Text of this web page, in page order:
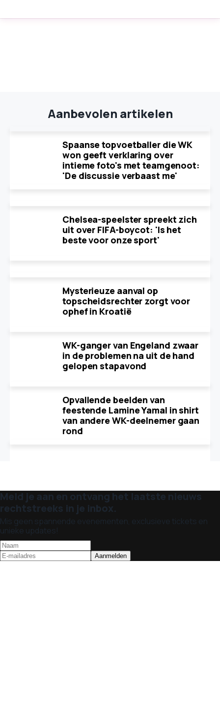
Aanbevolen artikelen
Spaanse topvoetballer die WK
won geeft verklaring over
intieme foto's met teamgenoot:
'De discussie verbaast me'
Chelsea-speelster spreekt zich
uit over FIFA-boycot: 'Is het
beste voor onze sport'
Mysterieuze aanval op
topscheidsrechter zorgt voor
ophef in Kroatië
WK-ganger van Engeland zwaar
in de problemen na uit de hand
gelopen stapavond
Opvallende beelden van
feestende Lamine Yamal in shirt
van andere WK-deelnemer gaan
rond
Meld je aan en ontvang het laatste nieuws
rechtstreeks in je inbox.
Mis geen spannende evenementen, exclusieve tickets en
unieke updates!